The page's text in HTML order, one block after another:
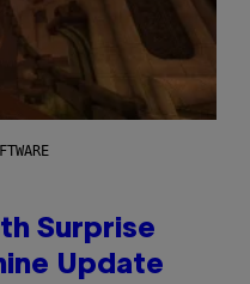
Surprise
Update